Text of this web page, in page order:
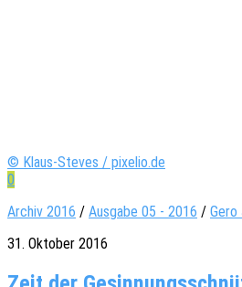
© Klaus-Steves / pixelio.de
0
Archiv 2016 / Ausgabe 05 - 2016 / Gero
31. Oktober 2016